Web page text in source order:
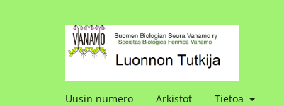
Uusin numero Arkistot Tietoa